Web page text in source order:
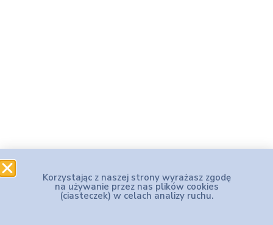
Korzystając z naszej strony wyrażasz zgodę
na używanie przez nas plików cookies
(ciasteczek) w celach analizy ruchu.